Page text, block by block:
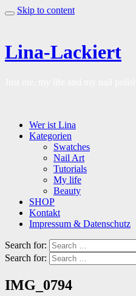
Skip to content
Lina-Lackiert
Wer ist Lina
Kategorien
Swatches
Nail Art
Tutorials
My life
Beauty
SHOP
Kontakt
Impressum & Datenschutz
Search for:
Search for:
IMG_0794